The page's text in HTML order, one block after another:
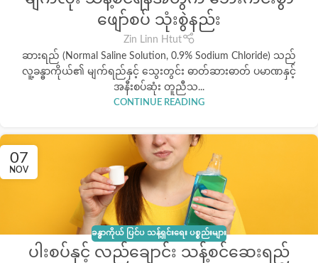
ဖျော်စပ် သုံးစွဲနည်း
Zin Linn Htut
ဆားရည် (Normal Saline Solution, 0.9% Sodium Chloride) သည်
လူ့ခန္ဓာကိုယ်၏ မျက်ရည်နှင့် သွေးတွင်း ဓာတ်ဆားဓာတ် ပမာဏနှင့်
အနီးစပ်ဆုံး တူညီသ...
CONTINUE READING
07
NOV
ခန္ဓာကိုယ် ပြင်ပ သန့်ရှင်းရေး ပစ္စည်းများ
ပါးစပ်နှင့် လည်ချောင်း သန့်စင်ဆေးရည်